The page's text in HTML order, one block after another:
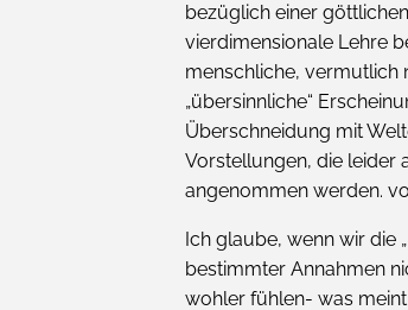
bezüglich einer
vierdimensionale Lehre
menschliche, vermutlich
„übersinnliche“
Überschneidung mit
Vorstellungen, die leider
angenommen werden.
Ich glaube, wenn wir die
bestimmter Annahmen
wohler fühlen- was meint